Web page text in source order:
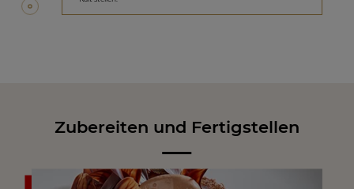
Zubereiten und Fertigstellen